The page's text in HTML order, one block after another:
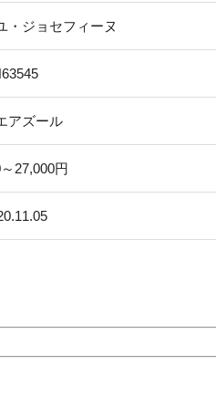
・ジョセフィーヌ
アズール
27,000円